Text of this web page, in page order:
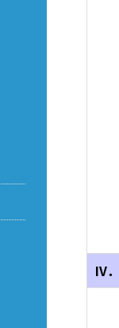
IV